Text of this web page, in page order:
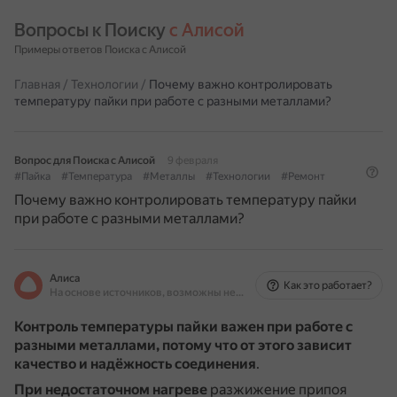
Вопросы к Поиску с Алисой
Примеры ответов Поиска с Алисой
Главная / Технологии / Почему важно контролировать
температуру пайки при работе с разными металлами?
Вопрос для Поиска с Алисой
9 февраля
#Пайка
#Температура #Металлы #Технологии #Ремонт
Почему важно контролировать температуру пайки
при работе с разными металлами?
Алиса
На основе источников, возможны неточности
Как это работает?
Контроль температуры пайки важен при работе с
разными металлами, потому что от этого зависит
качество и надёжность соединения.
При недостаточном нагреве разжижение припоя